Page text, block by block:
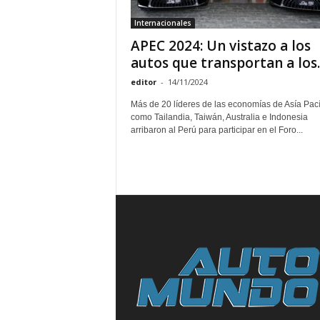
Internacionales
APEC 2024: Un vistazo a los
autos que transportan a
editor - 14/11/2024
Más de 20 líderes de las economías de Asía
como Tailandia, Taiwán, Australia e Indonesia
arribaron al Perú para participar en el Foro...